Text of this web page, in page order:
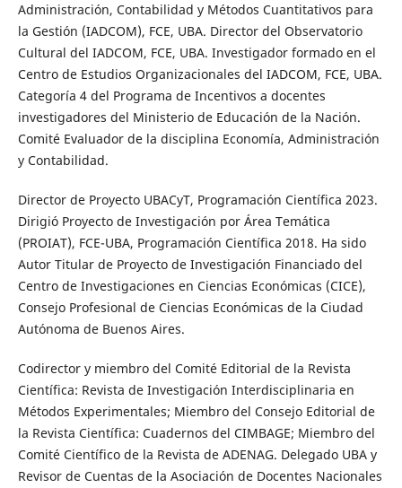
Administración, Contabilidad y Métodos Cuantitativos para
la Gestión (IADCOM), FCE, UBA. Director del Observatorio
Cultural del IADCOM, FCE, UBA. Investigador formado en el
Centro de Estudios Organizacionales del IADCOM, FCE, UBA.
Categoría 4 del Programa de Incentivos a docentes
investigadores del Ministerio de Educación de la Nación.
Comité Evaluador de la disciplina Economía, Administración
y Contabilidad.
Director de Proyecto UBACyT, Programación Científica 2023.
Dirigió Proyecto de Investigación por Área Temática
(PROIAT), FCE-UBA, Programación Científica 2018. Ha sido
Autor Titular de Proyecto de Investigación Financiado del
Centro de Investigaciones en Ciencias Económicas (CICE),
Consejo Profesional de Ciencias Económicas de la Ciudad
Autónoma de Buenos Aires.
Codirector y miembro del Comité Editorial de la Revista
Científica: Revista de Investigación Interdisciplinaria en
Métodos Experimentales; Miembro del Consejo Editorial de
la Revista Científica: Cuadernos del CIMBAGE; Miembro del
Comité Científico de la Revista de ADENAG. Delegado UBA y
Revisor de Cuentas de la Asociación de Docentes Nacionales